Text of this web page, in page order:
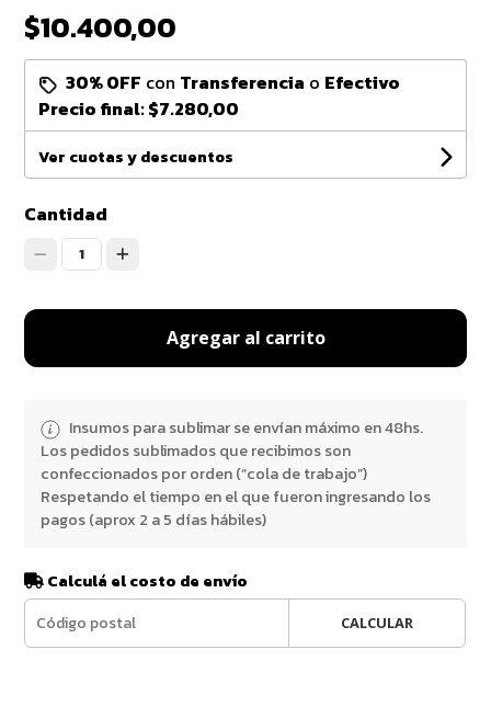
$10.400,00
30% OFF con Transferencia o Efectivo
Precio final:$7.280,00
Ver cuotas y descuentos
Cantidad
1
Agregar al carrito
Insumos para sublimar se envían máximo en 48hs.
Los pedidos sublimados que recibimos son
confeccionados por orden (“cola de trabajo”)
Respetando el tiempo en el que fueron ingresando los
pagos (aprox 2 a 5 días hábiles)
Calculá el costo de envío
CALCULAR